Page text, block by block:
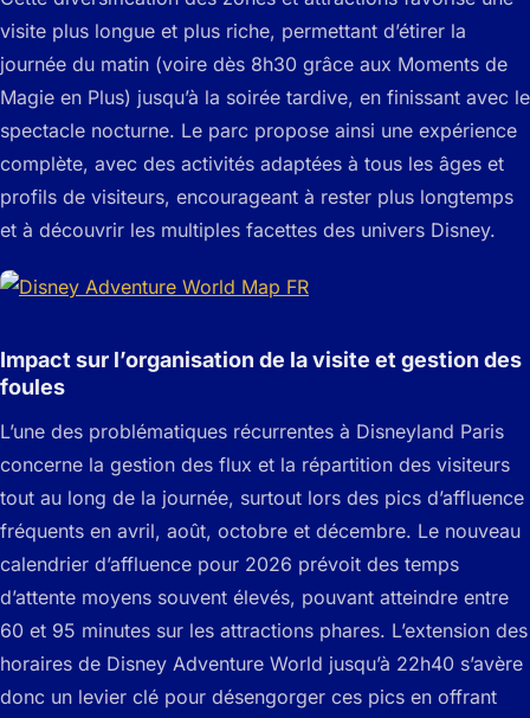
visite plus longue et plus riche, permettant d’étirer la
journée du matin (voire dès 8h30 grâce aux Moments de
Magie en Plus) jusqu’à la soirée tardive, en finissant avec le
spectacle nocturne. Le parc propose ainsi une expérience
complète, avec des activités adaptées à tous les âges et
profils de visiteurs, encourageant à rester plus longtemps
et à découvrir les multiples facettes des univers Disney.
Impact sur l’organisation de la visite et gestion des
foules
L’une des problématiques récurrentes à Disneyland Paris
concerne la gestion des flux et la répartition des visiteurs
tout au long de la journée, surtout lors des pics d’affluence
fréquents en avril, août, octobre et décembre. Le nouveau
calendrier d’affluence pour 2026 prévoit des temps
d’attente moyens souvent élevés, pouvant atteindre entre
60 et 95 minutes sur les attractions phares. L’extension des
horaires de Disney Adventure World jusqu’à 22h40 s’avère
donc un levier clé pour désengorger ces pics en offrant